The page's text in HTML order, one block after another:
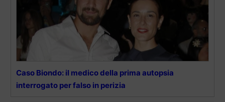
Caso Biondo: il medico della prima autopsia
interrogato per falso in perizia